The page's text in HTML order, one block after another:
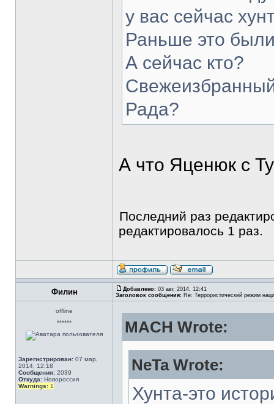
у вас сейчас
Раньше это
А сейчас кто?
Рада?
А что Яценюк с
Последний раз
редактировалось 1 раз.
Филин Добавлено: 03 авг, 2014, 12:41
Заголовок сообщения: Re: Террористический режим
offline
******
Зарегистрирован: 07 мар,
2014, 12:18
Сообщения: 2039
Откуда: Новороссия
Warnings: 1
MACH Wrote:
NeTa Wrote:
Хунта-это